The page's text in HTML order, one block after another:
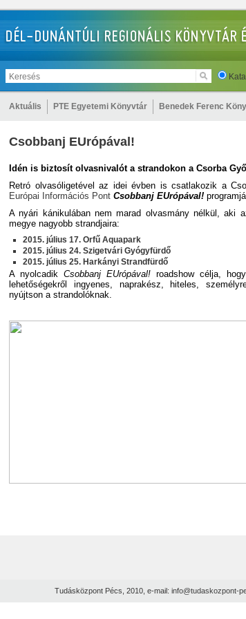
Aktuális PTE Egyetemi Könyvtár Benedek Ferenc
Csobbanj EUrópával!
Idén is biztosít olvasnivalót a strandokon a Csorba
Retró olvasóligetével az idei évben is csatlakozik a
Európai Információs Pont Csobbanj EUrópával!
A nyári kánikulában nem marad olvasmány nélkül, aki
megye nagyobb strandjaira:
2015. július 17. Orfű Aquapark
2015. július 24. Szigetvári Gyógyfürdő
2015. július 25. Harkányi Strandfürdő
A nyolcadik Csobbanj EUrópával! roadshow célja,
lehetőségekről ingyenes, naprakész, hiteles,
nyújtson a strandolóknak.
Tudásközpont Pécs, 2010, e-mail: info@tudaskozpont-